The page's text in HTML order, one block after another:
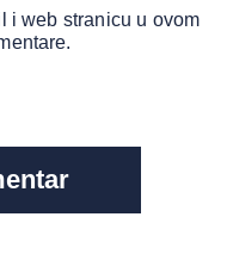
i web stranicu u ovom